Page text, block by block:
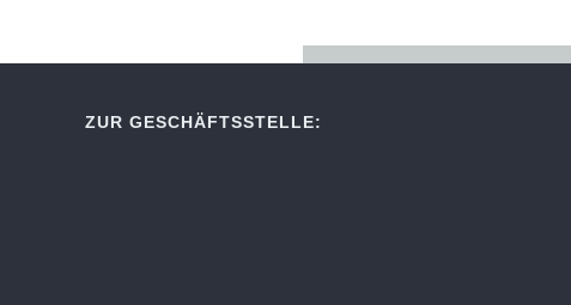
ZUR GESCHÄFTSSTELLE: